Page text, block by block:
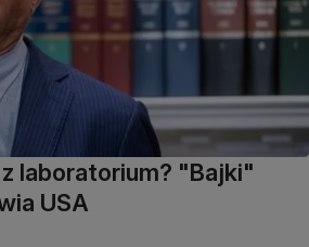
laboratorium? "Bajki"
USA